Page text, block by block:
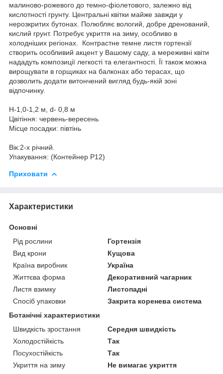
малиново-рожевого до темно-фіолетового, залежно від
кислотності грунту. Центральні квітки майже завжди у
нерозкритих бутонах. Полюбляє вологий, добре дренований,
кислий грунт. Потребує укриття на зиму, особливо в
холодніших регіонах. Контрастне темне листя гортензії
створить особливий акцент у Вашому саду, а мереживні квіти
нададуть композиції легкості та елегантності. Її також можна
вирощувати в горщиках на балконах або терасах, що
дозволить додати витончений вигляд будь-якій зоні
відпочинку.
Н-1,0-1,2 м, d- 0,8 м
Цвітіння: червень-вересень
Місце посадки: півтінь
Вік:2-х річний.
Упакування: (Контейнер Р12)
Приховати
Характеристики
Основні
Рід рослини
Гортензія
Вид крони
Кущова
Країна виробник
Україна
Життєва форма
Декоративний чагарник
Листя взимку
Листопадні
Спосіб упаковки
Закрита коренева система
Ботанічні характеристики
Швидкість зростання
Середня швидкість
Холодостійкість
Так
Посухостійкість
Так
Укриття на зиму
Не вимагає укриття